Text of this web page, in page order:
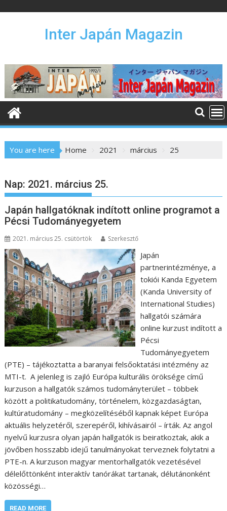
n
e
Inter Japán Magazin
You are here Home 2021 március 25
Nap: 2021. március 25.
Japán hallgatóknak indított online programot a
Pécsi Tudományegyetem
2021. március 25. csütörtök Szerkesztő
Japán
partnerintézménye, a
tokiói Kanda Egyetem
(Kanda University of
International Studies)
hallgatói számára
online kurzust indított a
Pécsi
Tudományegyetem
(PTE) – tájékoztatta a baranyai felsőoktatási intézmény az
MTI-t. A jelenleg is zajló Európa kulturális öröksége című
kurzuson a hallgatók számos tudományterület – többek
között a politikatudomány, történelem, közgazdaságtan,
kultúratudomány – megközelítéséből kapnak képet Európa
aktuális helyzetéről, szerepéről, kihívásairól – írták. Az angol
nyelvű kurzusra olyan japán hallgatók is beiratkoztak, akik a
jövőben hosszabb idejű tanulmányokat terveznek folytatni a
PTE-n. A kurzuson magyar mentorhallgatók vezetésével
délelőttönként interaktív tanórákat tartanak, délutánonként
közösségi…
READ MORE